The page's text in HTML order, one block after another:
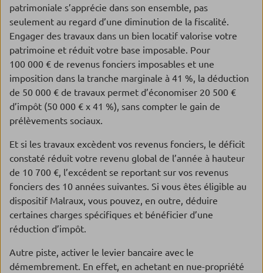
patrimoniale s’apprécie dans son ensemble, pas
seulement au regard d’une diminution de la fiscalité.
Engager des travaux dans un bien locatif valorise votre
patrimoine et réduit votre base imposable. Pour
100 000 € de revenus fonciers imposables et une
imposition dans la tranche marginale à 41 %, la déduction
de 50 000 € de travaux permet d’économiser 20 500 €
d’impôt (50 000 € x 41 %), sans compter le gain de
prélèvements sociaux.
Et si les travaux excèdent vos revenus fonciers, le déficit
constaté réduit votre revenu global de l’année à hauteur
de 10 700 €, l’excédent se reportant sur vos revenus
fonciers des 10 années suivantes. Si vous êtes éligible au
dispositif Malraux, vous pouvez, en outre, déduire
certaines charges spécifiques et bénéficier d’une
réduction d’impôt.
Autre piste, activer le levier bancaire avec le
démembrement. En effet, en achetant en nue-propriété